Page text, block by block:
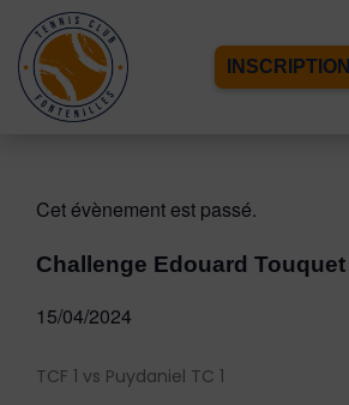
Cet évènement est passé.
Challenge Edouard
15/04/2024
TCF 1 vs Puydaniel TC 1